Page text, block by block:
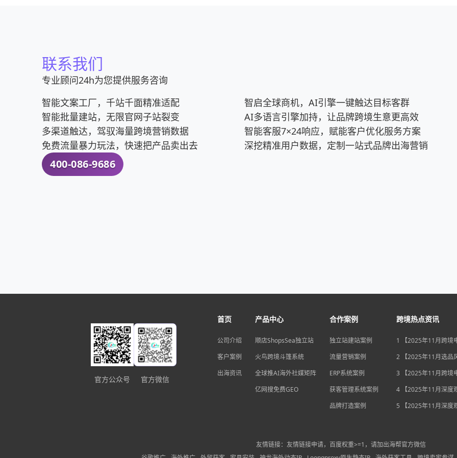
联系我们
专业顾问24h为您提供服务咨询
智能文案工厂，千站千面精准适配
智能批量建站，无限官网子站裂变
多渠道触达，驾驭海量跨境营销数据
免费流量暴力玩法，快速把产品卖出去
400-086-9686
智启全球商机，AI引擎一键触达目标客群
AI多语言引擎加持，让品牌跨境生意更高效
智能客服7×24响应，赋能客户优化服务方案
深挖精准用户数据，定制一站式品牌出海营销
官方公众号 官方微信
首页
公司介绍
客户案例
出海资讯
产品中心
顺店ShopsSea独立站
火鸟跨境斗篷系统
全球推AI海外社媒矩阵
亿网搜免费GEO
合作案例
独立站建站案例
流量营销案例
ERP系统案例
获客管理系统案例
品牌打造案例
跨境热点资讯
1 【2025年11月跨境
独立站流量自主权如
2 【2025年11月选品
后，跨境电商如何抢
3 【2025年11月跨境
宽，独立站卖家如何
4 【2025年11月深度
后，跨境电商如何用“
5 【2025年11月深度
友情链接：友情链接申请，百度权重>=1，请加出海帮官方微信